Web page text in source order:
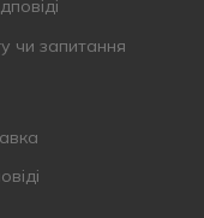
чи запитання